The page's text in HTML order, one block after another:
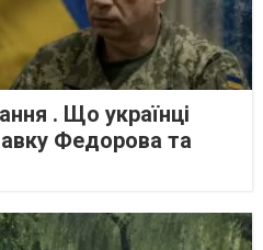
. Що українці
Федорова та